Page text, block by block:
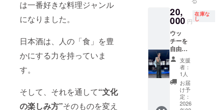
は一番好きな料理ジャンル
になりました。
日本酒は、人の「食」を豊
かにする力を持っていま
す。
そして、それを通して“文化
の楽しみ方”そのものを変え
ていた
だきま
す。
20,
000 円
在庫な
し
ウッ
チーを
自由に
使える
権（8時
間拘
束、交
通費宿
泊費は
別途）
支援
者：
1人
お届
け予
定：
2026